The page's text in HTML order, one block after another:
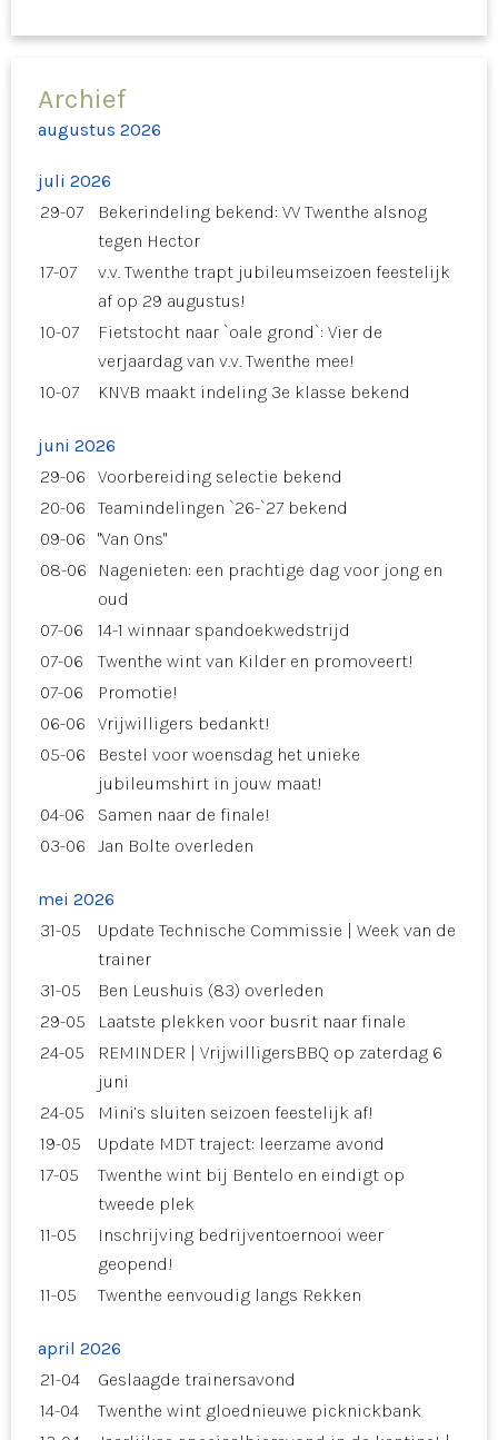
Archief
augustus 2026
juli 2026
29-07
Bekerindeling bekend: VV Twenthe alsnog
tegen Hector
17-07
v.v. Twenthe trapt jubileumseizoen feestelijk
af op 29 augustus!
10-07
Fietstocht naar `oale grond`: Vier de
verjaardag van v.v. Twenthe mee!
10-07
KNVB maakt indeling 3e klasse bekend
juni 2026
29-06
Voorbereiding selectie bekend
20-06
Teamindelingen `26-`27 bekend
09-06
"Van Ons"
08-06
Nagenieten: een prachtige dag voor jong en
oud
07-06
14-1 winnaar spandoekwedstrijd
07-06
Twenthe wint van Kilder en promoveert!
07-06
Promotie!
06-06
Vrijwilligers bedankt!
05-06
Bestel voor woensdag het unieke
jubileumshirt in jouw maat!
04-06
Samen naar de finale!
03-06
Jan Bolte overleden
mei 2026
31-05
Update Technische Commissie | Week van de
trainer
31-05
Ben Leushuis (83) overleden
29-05
Laatste plekken voor busrit naar finale
24-05
REMINDER | VrijwilligersBBQ op zaterdag 6
juni
24-05
Mini’s sluiten seizoen feestelijk af!
19-05
Update MDT traject: leerzame avond
17-05
Twenthe wint bij Bentelo en eindigt op
tweede plek
11-05
Inschrijving bedrijventoernooi weer
geopend!
11-05
Twenthe eenvoudig langs Rekken
april 2026
21-04
Geslaagde trainersavond
14-04
Twenthe wint gloednieuwe picknickbank